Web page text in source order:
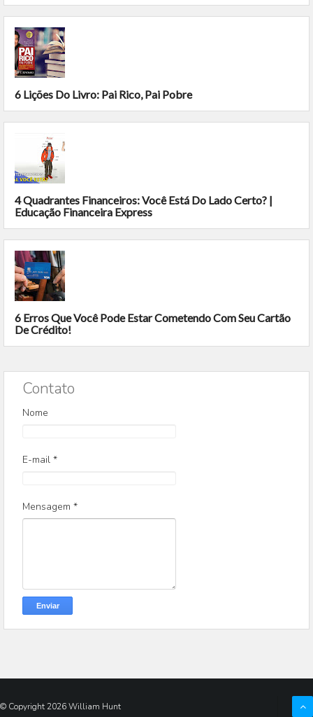
6 Lições Do Livro: Pai Rico, Pai Pobre
4 Quadrantes Financeiros: Você Está Do Lado Certo? |
Educação Financeira Express
6 Erros Que Você Pode Estar Cometendo Com Seu Cartão
De Crédito!
Contato
Nome
E-mail *
Mensagem *
© Copyright2026William Hunt